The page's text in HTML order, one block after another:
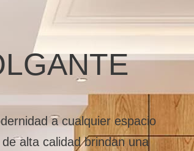
a cualquier espacio
alta calidad brindan una